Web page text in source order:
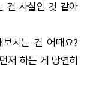
건 사실인 것 같아
시는 건 어때요?
저 하는 게 당연히